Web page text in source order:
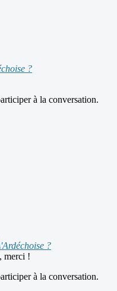
?
à la conversation.
?
merci !
à la conversation.